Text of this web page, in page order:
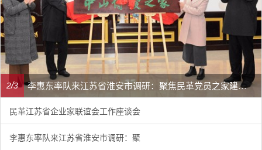
李惠东率队来江苏省淮安市调研：聚焦民革党员之家建设管理、学龄前儿童爱国主义教育
2/3
民革江苏省企业家联谊会工作座谈会
李惠东率队来江苏省淮安市调研：聚